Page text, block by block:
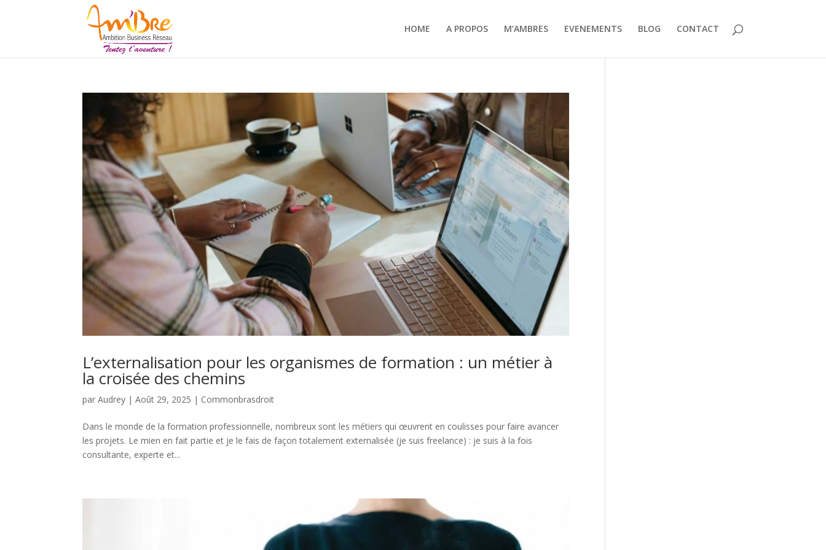
HOME A PROPOS M’AMBRES EVENEMENTS BLOG CONTACT
L’externalisation pour les organismes de formation : un métier à
la croisée des chemins
parAudrey |Août 29, 2025 | Commonbrasdroit
Dans le monde de la formation professionnelle, nombreux sont les métiers qui œuvrent en coulisses pour faire avancer
les projets. Le mien en fait partie et je le fais de façon totalement externalisée (je suis freelance) : je suis à la fois
consultante, experte et...